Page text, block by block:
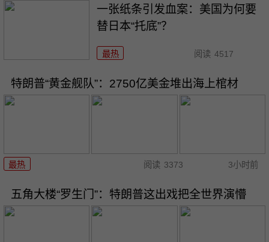
一张纸条引发血案：美国为何要
替日本“托底”？
最热 阅读 4517
特朗普“黄金舰队”：2750亿美金堆出海上棺材
最热 阅读 3373 3小时前
五角大楼“罗生门”：特朗普这出戏把全世界演懵